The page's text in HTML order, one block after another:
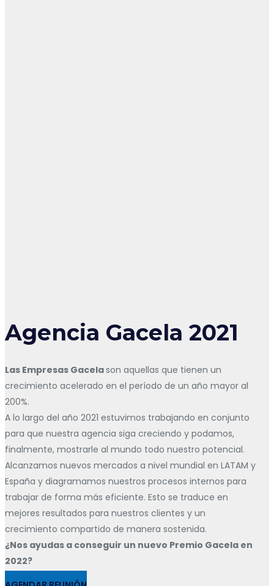
Agencia Gacela 2021
Las Empresas Gacelason aquellas que tienen un
crecimiento acelerado en el período de un año mayor al
200%.
A lo largo del año 2021 estuvimos trabajando en conjunto
para que nuestra agencia siga creciendo y podamos,
finalmente, mostrarle al mundo todo nuestro potencial.
Alcanzamos nuevos mercados a nivel mundial en LATAM y
España y diagramamos nuestros procesos internos para
trabajar de forma más eficiente. Esto se traduce en
mejores resultados para nuestros clientes y un
crecimiento compartido de manera sostenida.
¿Nos ayudas a conseguir un nuevo Premio Gacela en
2022?